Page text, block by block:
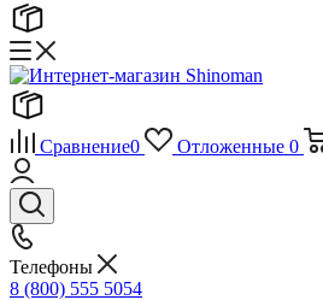
Сравнение0 Отложенные 0
Телефоны
8 (800) 555 5054